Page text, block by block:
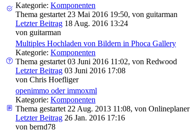
Kategorie: Komponenten
Thema gestartet 23 Mai 2016 19:50, von guitarman
Letzter Beitrag 18 Aug. 2016 13:24
von guitarman
Multiples Hochladen von Bildern in Phoca Gallery
Kategorie: Komponenten
Thema gestartet 03 Juni 2016 11:02, von Redwood
Letzter Beitrag 03 Juni 2016 17:08
von Chris Hoefliger
openimmo oder immoxml
Kategorie: Komponenten
Thema gestartet 22 Aug. 2013 11:08, von Onlineplaner
Letzter Beitrag 26 Jan. 2016 17:16
von bernd78